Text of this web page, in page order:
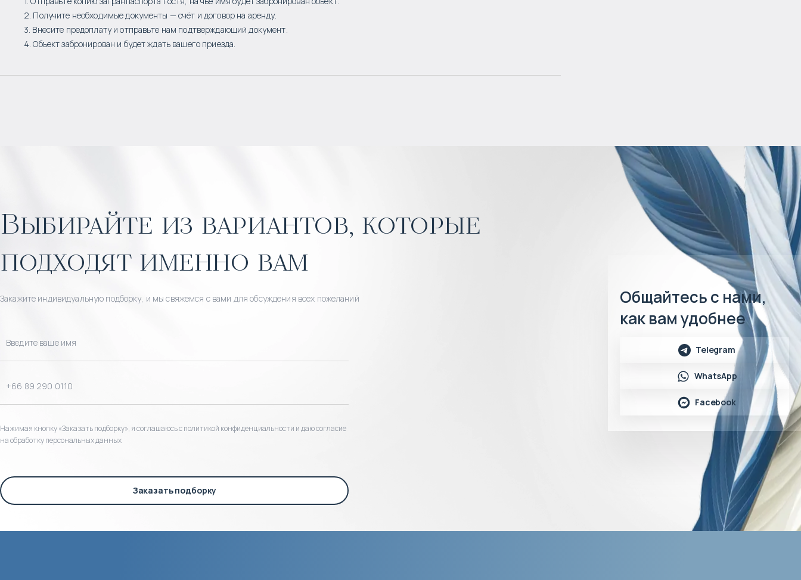
2. Получите необходимые документы — счёт и договор на аренду.
3. Внесите предоплату и отправьте нам подтверждающий документ.
4. Объект забронирован и будет ждать вашего приезда.
Выбирайте из вариантов, которые
подходят именно вам
Закажите индивидуальную подборку, и мы свяжемся с вами для обсуждения всех пожеланий
Нажимая кнопку «Заказать подборку», я соглашаюсь с политикой конфиденциальности и даю согласие
на обработку персональных данных
Заказать подборку
Общайтесь с нами,
как вам удобнее
Telegram
WhatsApp
Facebook